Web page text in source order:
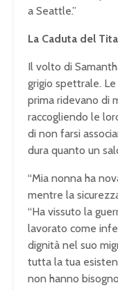
a Seattle.”
La Caduta del
Il volto di
grigio spettrale.
prima ridevano di
raccogliendo le
di non farsi
dura quanto un
“Mia nonna ha
mentre la
“Ha vissuto la
lavorato come
dignità nel suo
tutta la tua
non hanno